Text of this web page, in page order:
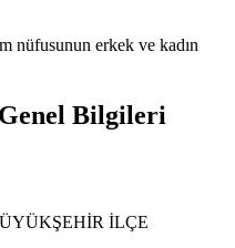
nüfusunun erkek ve kadın
Bilgileri
İLÇE